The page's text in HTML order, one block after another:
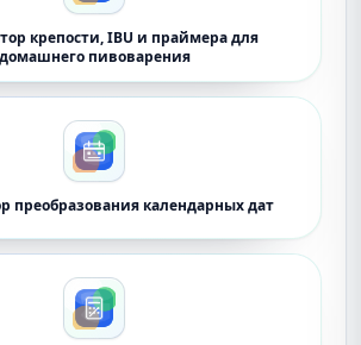
крепости, IBU и праймера для
домашнего пивоварения
преобразования календарных дат